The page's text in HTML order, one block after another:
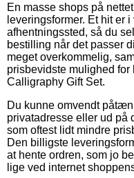
En masse shops på
leveringsformer. Et hit er
afhentningssted, så du
bestilling når det passer
meget overkommelig,
prisbevidste mulighed
Calligraphy Gift Set.
Du kunne omvendt
privatadresse eller ud på
som oftest lidt mindre
Den billigste
at hente ordren, som jo
lige ved internet